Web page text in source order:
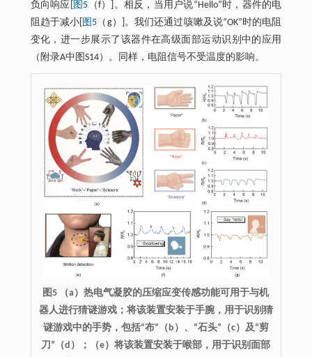
负向响应[ 图5 （f）]。相反，当用户说“Hello”时，器件的电
阻趋于减小[ 图5 （g）]。我们还通过咳嗽及说“OK”时的电阻
变化，进一步展示了该器件在高级面部运动识别中的应用
（附录A中图S14）。同样，电阻信号不受温度的影响。
图5 （a）热电气凝胶的压缩应变传感功能可用于与机
器人进行猜谜游戏；将该装置安装于手腕，用于识别猜
谜游戏中的手势，包括“布”（b）、“石头”（c）及“剪
刀”（d）；（e）将该装置安装于喉部，用于识别面部